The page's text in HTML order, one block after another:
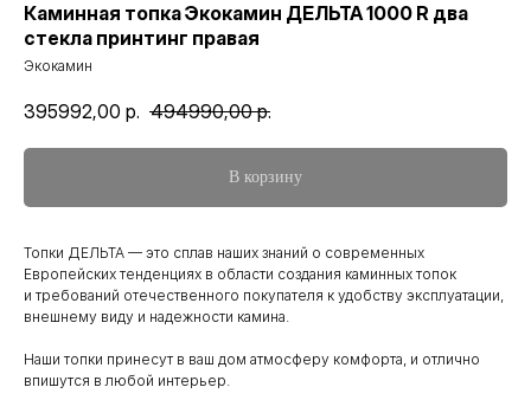
Каминная топка Экокамин ДЕЛЬТА 1000 R два
стекла принтинг правая
Экокамин
395992,00 р. 494990,00 р.
В корзину
Топки ДЕЛЬТА — это сплав наших знаний о современных
Европейских тенденциях в области создания каминных топок
и требований отечественного покупателя к удобству эксплуатации,
внешнему виду и надежности камина.
Наши топки принесут в ваш дом атмосферу комфорта, и отлично
впишутся в любой интерьер.